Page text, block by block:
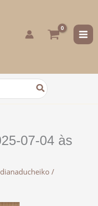
07-04 às
/